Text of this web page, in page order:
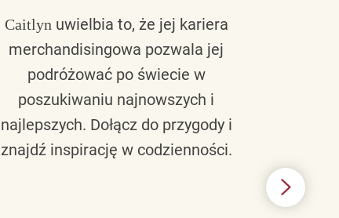
Caitlynuwielbia to, że jej kariera
merchandisingowa pozwala jej
podróżować po świecie w
poszukiwaniu najnowszych i
najlepszych. Dołącz do przygody i
znajdź inspirację w codzienności.